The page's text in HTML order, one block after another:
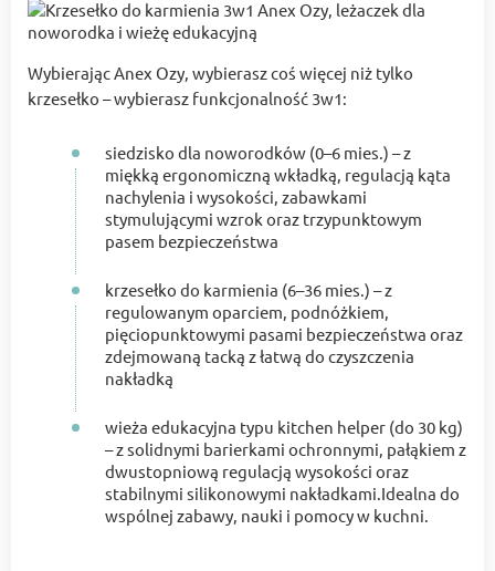
Wybierając Anex Ozy, wybierasz coś więcej niż tylko
krzesełko – wybierasz funkcjonalność 3w1:
siedzisko dla noworodków (0–6 mies.) – z
miękką ergonomiczną wkładką, regulacją kąta
nachylenia i wysokości, zabawkami
stymulującymi wzrok oraz trzypunktowym
pasem bezpieczeństwa
krzesełko do karmienia (6–36 mies.) – z
regulowanym oparciem, podnóżkiem,
pięciopunktowymi pasami bezpieczeństwa oraz
zdejmowaną tacką z łatwą do czyszczenia
nakładką
wieża edukacyjna typu kitchen helper (do 30 kg)
– z solidnymi barierkami ochronnymi, pałąkiem z
dwustopniową regulacją wysokości oraz
stabilnymi silikonowymi nakładkami.Idealna do
wspólnej zabawy, nauki i pomocy w kuchni.